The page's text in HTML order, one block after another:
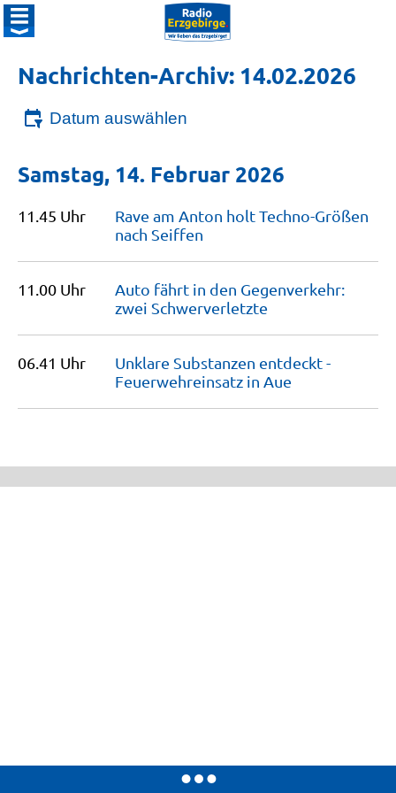
Nachrichten-Archiv: 14.02.2026
Datum auswählen
Samstag, 14. Februar 2026
11.45 Uhr
Rave am Anton holt Techno-Größen
nach Seiffen
11.00 Uhr
Auto fährt in den Gegenverkehr:
zwei Schwerverletzte
06.41 Uhr
Unklare Substanzen entdeckt -
Feuerwehreinsatz in Aue